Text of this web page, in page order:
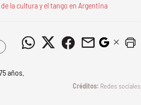
la cultura y el tango en Argentina
Redes sociales